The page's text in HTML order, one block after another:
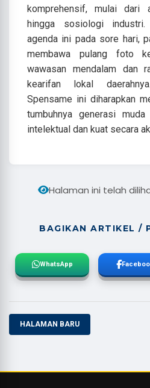
komprehensif, mulai dari
hingga sosiologi industri.
agenda ini pada sore hari,
membawa pulang foto
wawasan mendalam dan
kearifan lokal
Spensame ini diharapkan
tumbuhnya generasi
intelektual dan kuat secara
Halaman ini telah
BAGIKAN ARTIKEL /
WhatsApp
HALAMAN BARU